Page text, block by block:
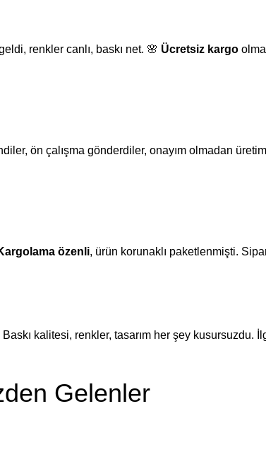
renkler canlı, baskı net. 🌸 Ücretsiz kargo
ön çalışma gönderdiler, onayım olmadan
özenli, ürün korunaklı paketlenmişti.
kalitesi, renkler, tasarım her şey
Gelenler